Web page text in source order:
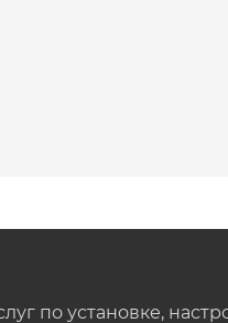
по установке,